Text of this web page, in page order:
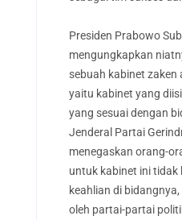
Presiden Prabowo
mengungkapkan
sebuah kabinet zaken
yaitu kabinet yang
yang sesuai dengan
Jenderal Partai
menegaskan orang-
untuk kabinet ini tidak
keahlian di
oleh partai-partai